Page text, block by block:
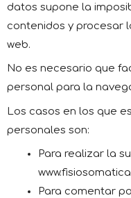
datos supone la
contenidos y procesar
web.
No es necesario que
personal para la
Los casos en los que
personales son:
Para realizar la
Para comentar